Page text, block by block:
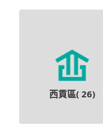
西貢區( 26)